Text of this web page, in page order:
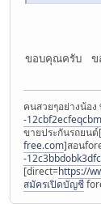
ขอบคุณครับ ข
คนสวยๆอย่างน้อง
-
ขายประกันรถยน
free.com]สอน
-
[direct=https://
สมัครเปิดบัญชี